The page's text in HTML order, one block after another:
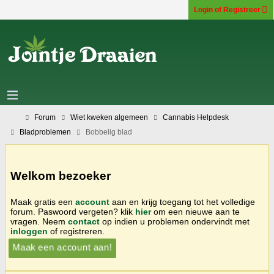
Login of Registreer
Forum Wiet kweken algemeen
Cannabis Helpdesk
Bladproblemen
Bobbelig blad
Welkom bezoeker
Maak gratis een account aan en krijg toegang tot het volledige
forum. Paswoord vergeten? klik hierom een nieuwe aan te
vragen. Neem contact op indien u problemen ondervindt met
inloggen of registreren.
Maak een account aan!